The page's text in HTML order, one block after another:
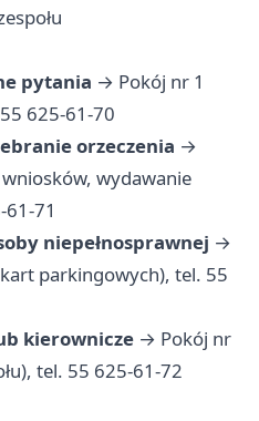
pytania → Pokój nr 1
625-61-70
orzeczenia →
wydawanie
71
niepełnosprawnej →
parkingowych), tel. 55
kierownicze → Pokój nr
tel. 55 625-61-72